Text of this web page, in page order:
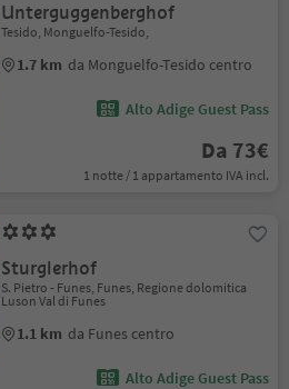
Unterguggenberghof
Tesido, Monguelfo-Tesido,
1.7 km da Monguelfo-Tesido centro
Alto Adige Guest Pass
Da 73€
1 notte / 1 appartamento IVA incl.
Sturglerhof
S. Pietro - Funes, Funes, Regione dolomitica
Luson Val di Funes
1.1 km da Funes centro
Alto Adige Guest Pass